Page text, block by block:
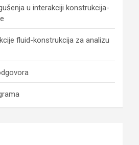
u interakciji konstrukcija-
fluid-konstrukcija za analizu